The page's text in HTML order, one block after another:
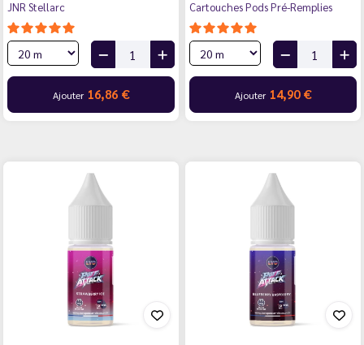
JNR Stellarc
Ajouter 16,86 €
Cartouches Pods Pré-Remplies
Ajouter 14,90 €